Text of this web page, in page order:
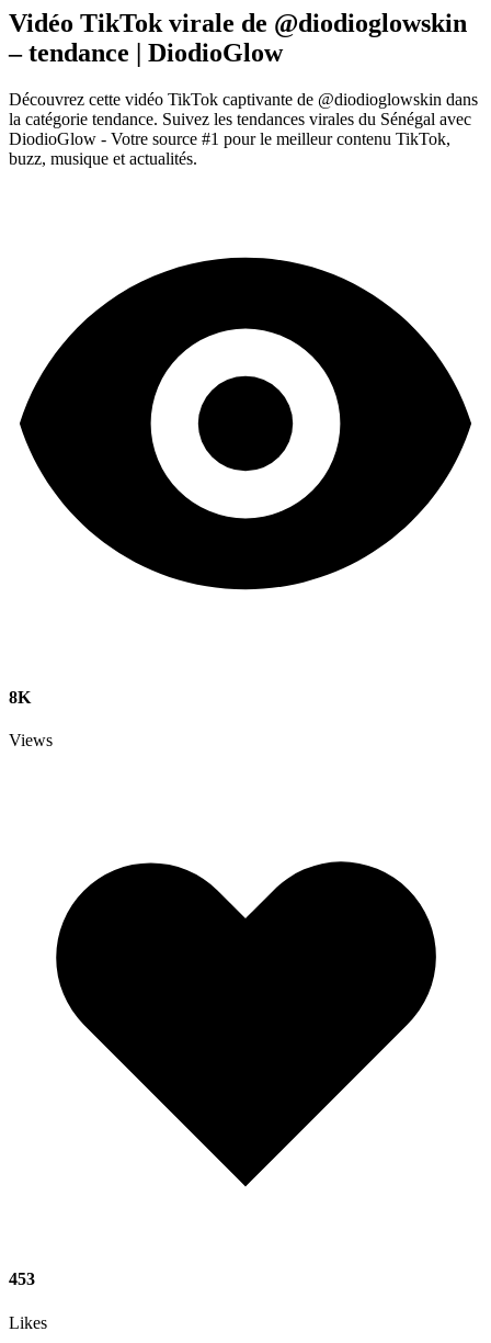
Vidéo TikTok virale de @diodioglowskin
– tendance | DiodioGlow
Découvrez cette vidéo TikTok captivante de @diodioglowskin dans
la catégorie tendance. Suivez les tendances virales du Sénégal avec
DiodioGlow - Votre source #1 pour le meilleur contenu TikTok,
buzz, musique et actualités.
8K
Views
453
Likes